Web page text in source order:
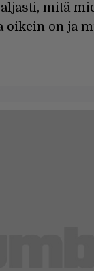
mitä
on ja